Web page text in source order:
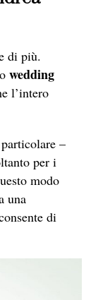
di più.
wedding
l’intero
–
per i
modo
una
di